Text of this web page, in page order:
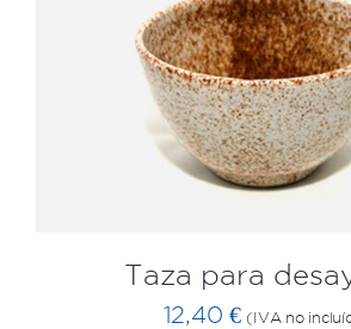
0
AÑADIR AL CARRITO /
Taza para
12,40 € (IVA no